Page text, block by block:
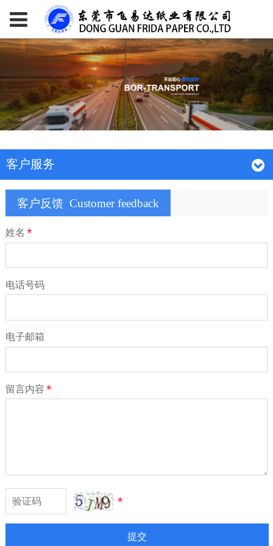
客户服务
客户反馈 Customer feedback
姓名 *
电话号码
电子邮箱
留言内容*
*
提交